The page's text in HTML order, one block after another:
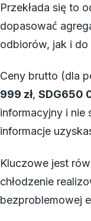
Przekłada się to
dopasować
odbiorów, jak i
Ceny brutto (dla
999 zł, SDG650
informacyjny i nie
informacje
Kluczowe jest
chłodzenie
bezproblemowej